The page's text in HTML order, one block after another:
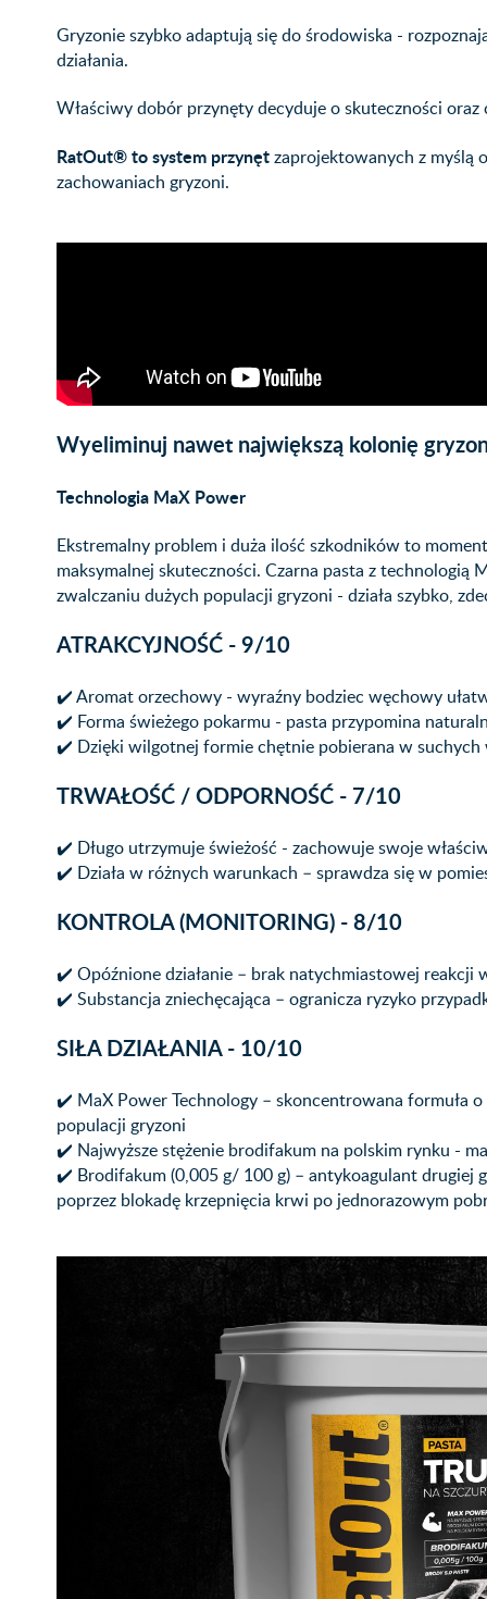
Gryzonie szybko adaptują się do środowiska -
działania.
Właściwy dobór przynęty decyduje o skuteczności oraz
RatOut®to system przynętzaprojektowanych z myślą
zachowaniach gryzoni.
Wyeliminuj nawet największą kolonię
Technologia MaX Power
Ekstremalny problem i duża ilość szkodników to
maksymalnej skuteczności. Czarna pasta z technologią
zwalczaniu dużych populacji gryzoni - działa szybko,
ATRAKCYJNOŚĆ - 9/10
✔️ Aromat orzechowy - wyraźny bodziec węchowy
✔️ Forma świeżego pokarmu - pasta przypomina
✔️ Dzięki wilgotnej formie chętnie pobierana w suchych
TRWAŁOŚĆ / ODPORNOŚĆ - 7/10
✔️ Długo utrzymuje świeżość - zachowuje swoje
✔️ Działa w różnych warunkach – sprawdza się w
KONTROLA (MONITORING) - 8/10
✔️ Opóźnione działanie – brak natychmiastowej reakcji
✔️ Substancja zniechęcająca – ogranicza ryzyko
SIŁA DZIAŁANIA - 10/10
✔️ MaX Power Technology – skoncentrowana formuła
populacji gryzoni
✔️ Najwyższe stężenie brodifakum na polskim rynku -
✔️ Brodifakum (0,005 g/ 100 g) – antykoagulant drugiej
poprzez blokadę krzepnięcia krwi po jednorazowym